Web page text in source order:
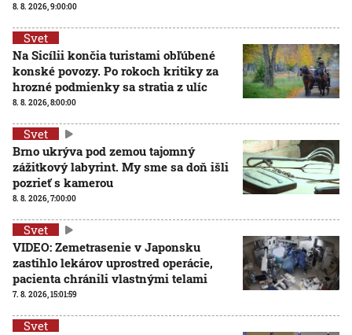
8. 8. 2026, 9:00:00
Svet
Na Sicílii končia turistami obľúbené
konské povozy. Po rokoch kritiky za
hrozné podmienky sa stratia z ulíc
8. 8. 2026, 8:00:00
Svet
Brno ukrýva pod zemou tajomný
zážitkový labyrint. My sme sa doň išli
pozrieť s kamerou
8. 8. 2026, 7:00:00
Svet
VIDEO: Zemetrasenie v Japonsku
zastihlo lekárov uprostred operácie,
pacienta chránili vlastnými telami
7. 8. 2026, 15:01:59
Svet